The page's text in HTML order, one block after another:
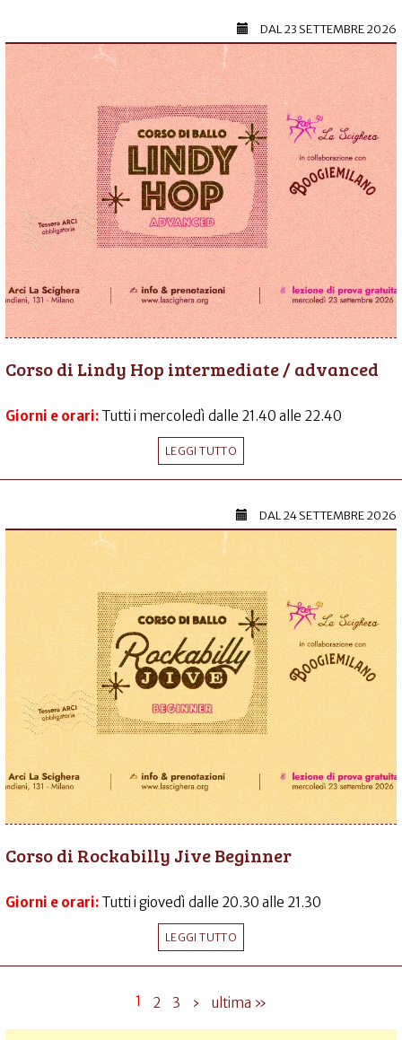
DAL23 SETTEMBRE 2026
Corso di Lindy Hop intermediate / advanced
Giorni e orari: Tutti i mercoledì dalle 21.40 alle 22.40
LEGGI TUTTO
DAL24 SETTEMBRE 2026
Corso di Rockabilly Jive Beginner
Giorni e orari: Tutti i giovedì dalle 20.30 alle 21.30
LEGGI TUTTO
1 2 3 › ultima »